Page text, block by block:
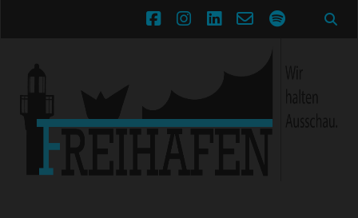
facebookinstagram
linkedin
email-spotify